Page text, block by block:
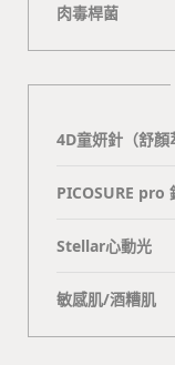
肉毒桿菌
4D童妍針（舒顏
PICOSURE pro
Stellar心動光
敏感肌/酒糟肌